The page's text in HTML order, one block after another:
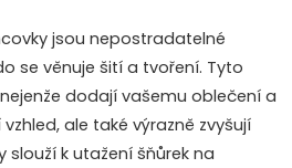
jsou nepostradatelné
se věnuje šití a tvoření. Tyto
dodají vašemu oblečení a
ale také výrazně zvyšují
slouží k utažení šňůrek na